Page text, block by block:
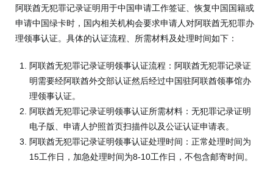
阿联酋无犯罪记录证明用于中国申请工作签证、恢复中国国籍或
申请中国绿卡时，国内相关机构会要求申请人对阿联酋无犯罪办
理领事认证。具体的认证流程、所需材料及处理时间如下：
阿联酋无犯罪记录证明领事认证流程：阿联酋无犯罪记录证
明需要经阿联酋外交部认证然后经过中国驻阿联酋领事馆办
理领事认证。
阿联酋无犯罪记录证明领事认证所需材料：无犯罪记录证明
电子版、申请人护照首页扫描件以及公证认证申请表。
阿联酋无犯罪记录证明领事认证处理时间：正常处理时间为
15工作日，加急处理时间为8-10工作日，不包含邮寄时间。